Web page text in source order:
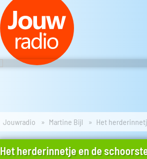
Jouwradio Martine Bijl Het
Het herderinnetje en de